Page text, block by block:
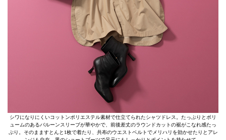
シワになりにくいコットンポリエステル素材で仕立てられたシャツドレス。たっぷりとボリ
ュームのあるバルーンスリーブが華やかで、前後差丈のラウンドカットの裾がこなれ感たっ
ぷり。そのまますとんと1枚で着たり、共布のウエストベルトでメリハリを効かせたりとアレ